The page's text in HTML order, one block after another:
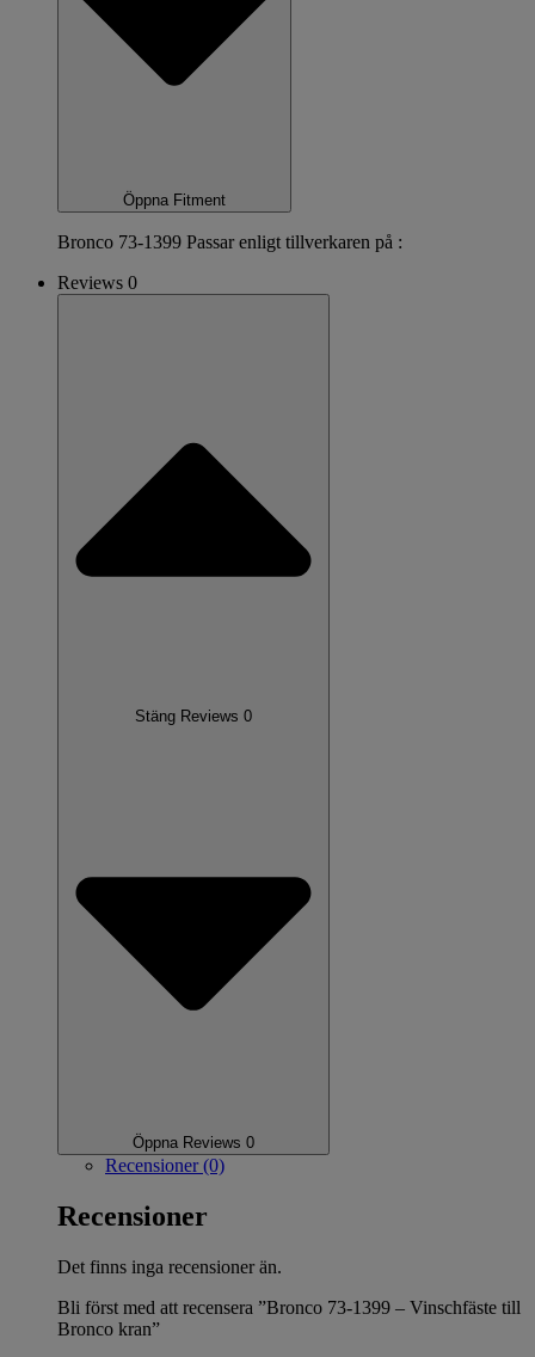
Öppna Fitment
Bronco 73-1399 Passar enligt tillverkaren på :
Reviews 0
Stäng Reviews 0
Öppna Reviews 0
Recensioner (0)
Recensioner
Det finns inga recensioner än.
Bli först med att recensera ”Bronco 73-1399 – Vinschfäste till
Bronco kran”